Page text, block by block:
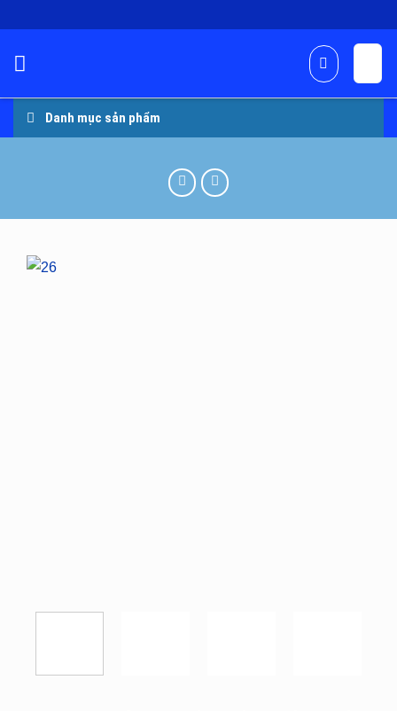
to
content
Danh mục sản phẩm